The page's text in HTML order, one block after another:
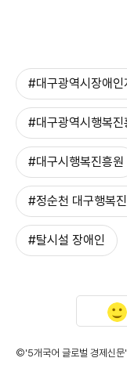
#대구광역시장애인
#대구광역시행복진
#대구시행복진흥원
#정순천 대구행복
#탈시설 장애인
©'5개국어 글로벌 경제신문'